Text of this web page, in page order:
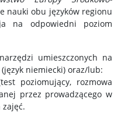
nauki obu języków regionu
na odpowiedni poziom
umieszczonych na
niemiecki) oraz/lub:
poziomujący, rozmowa
przez prowadzącego w